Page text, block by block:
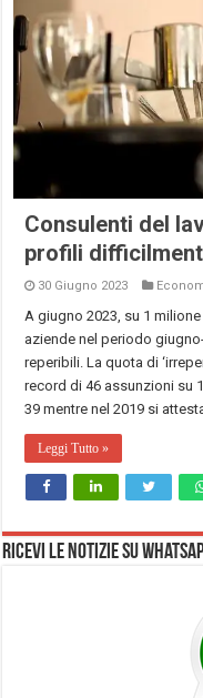
Consulenti del
profili
30 Giugno 2023
A giugno 2023, su 1
aziende nel periodo
reperibili. La quota di
record di 46 assunzioni su
39 mentre nel 2019 si
Leggi Tutto »
Ricevi le notizie su